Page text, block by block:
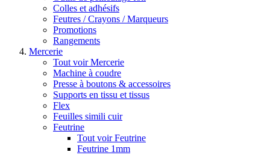
Colles et adhésifs
Feutres / Crayons / Marqueurs
Promotions
Rangements
Mercerie
Tout voir Mercerie
Machine à coudre
Presse à boutons & accessoires
Supports en tissu et tissus
Flex
Feuilles simili cuir
Feutrine
Tout voir Feutrine
Feutrine 1mm